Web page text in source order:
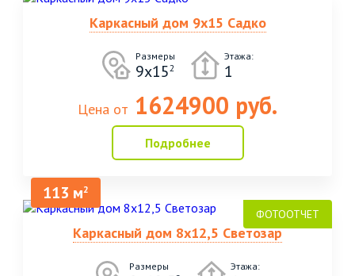
Каркасный дом 9х15 Садко
Размеры
9х152
Этажа:
1
Цена от 1624900 руб.
Подробнее
113 м2
Каркасный дом 8х12,5 Светозар
Размеры Этажа: